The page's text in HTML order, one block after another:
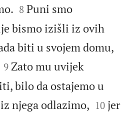


8 Puni smo
bismo izišli iz ovih
biti u svojem domu,


9 Zato mu uvijek
bilo da ostajemo u
njega odlazimo, 

10 jer